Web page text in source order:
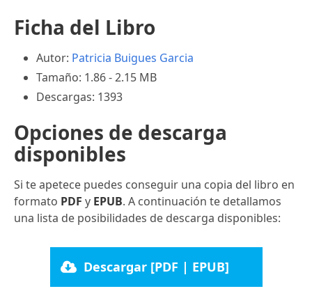
Ficha del Libro
Autor: Patricia Buigues Garcia
Tamaño: 1.86 - 2.15 MB
Descargas: 1393
Opciones de descarga
disponibles
Si te apetece puedes conseguir una copia del libro en
formato PDF y EPUB. A continuación te detallamos
una lista de posibilidades de descarga disponibles:
Descargar [PDF | EPUB]